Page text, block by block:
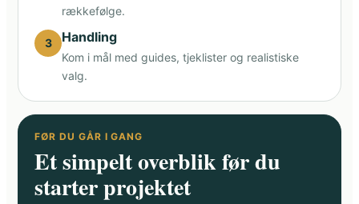
rækkefølge.
3 Handling
Kom i mål med guides, tjeklister og realistiske
valg.
FØR DU GÅR I GANG
Et simpelt overblik før du
starter projektet